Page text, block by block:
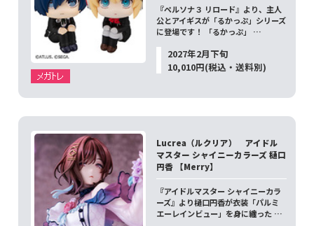
『ペルソナ３ リロード』より、主人
公とアイギスが「るかっぷ」シリーズ
に登場です！ 「るかっぷ」 …
2027年2月下旬
10,010円(税込・送料別)
Lucrea（ルクリア） アイドル
マスター シャイニーカラーズ 樋口
円香 【Merry】
『アイドルマスター シャイニーカラ
ーズ』より樋口円香が衣装「パルミ
エーレインビュー」を身に纏った …